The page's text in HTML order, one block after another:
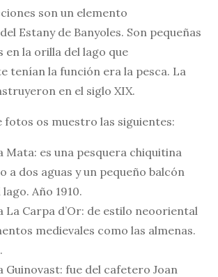
son un elemento
Estany de Banyoles. Son pequeñas
en la orilla del lago que
tenían la función era la pesca. La
en el siglo XIX.
fotos os muestro las siguientes:
Mata: es una pesquera chiquitina
a dos aguas y un pequeño balcón
Año 1910.
La Carpa d’Or: de estilo neooriental
medievales como las almenas.
Guinovast: fue del cafetero Joan